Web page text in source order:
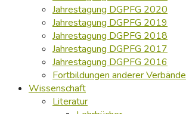
Jahrestagung DGPFG 2020
Jahrestagung DGPFG 2019
Jahrestagung DGPFG 2018
Jahrestagung DGPFG 2017
Jahrestagung DGPFG 2016
Fortbildungen anderer Verbände
Wissenschaft
Literatur